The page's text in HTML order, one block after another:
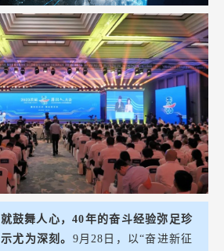
鼓舞人心，40年的奋斗经验弥足珍
尤为深刻。 9月28日，以“奋进新征